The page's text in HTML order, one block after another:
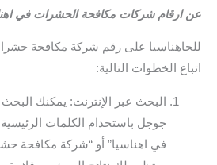
عن ارقام شركات مكافحة الحشرات في
للحاهناسيا على رقم شركة مكافحة
اتباع الخطوات التالية:
البحث عبر الإنترنت: يمكنك
جوجل باستخدام الكلمات
في اهناسيا” أو “شركة مكافحة